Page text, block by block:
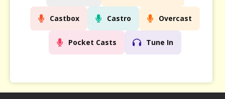
Castbox Castro Overcast
Pocket Casts Tune In